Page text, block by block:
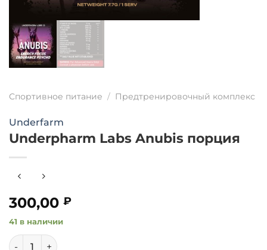
Спортивное питание / Предтренировочный комплекс
Underfarm
Underpharm Labs Anubis порция
300,00 ₽
41 в наличии
Количество товара Underpharm Labs Anubis порция